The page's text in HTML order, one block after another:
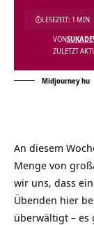
ZULETZT
VON
LESEZEIT: 1 MIN
Midjourney hu
An diesem
Menge von
wir uns, dass
Übenden hier
überwältigt – es